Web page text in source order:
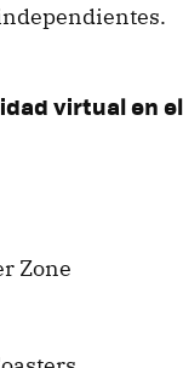
virtual en el
Zone